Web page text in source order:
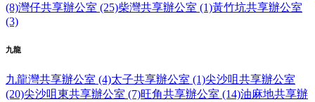
(8)灣仔共享辦公室 (25)柴灣共享辦公室 (1)黃竹坑共享辦公室
(3)
九龍
九龍灣共享辦公室 (4)太子共享辦公室 (1)尖沙咀共享辦公室
(20)尖沙咀東共享辦公室 (7)旺角共享辦公室 (14)油麻地共享辦